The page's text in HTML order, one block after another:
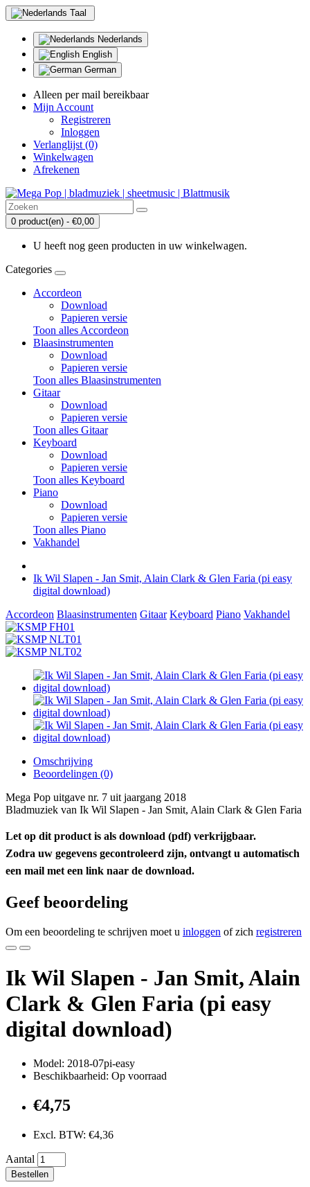
Taal
Nederlands
English
German
Alleen per mail bereikbaar
Mijn Account
Registreren
Inloggen
Verlanglijst (0)
Winkelwagen
Afrekenen
0 product(en) - €0,00
U heeft nog geen producten in uw winkelwagen.
Categories
Accordeon
Download
Papieren versie
Toon alles Accordeon
Blaasinstrumenten
Download
Papieren versie
Toon alles Blaasinstrumenten
Gitaar
Download
Papieren versie
Toon alles Gitaar
Keyboard
Download
Papieren versie
Toon alles Keyboard
Piano
Download
Papieren versie
Toon alles Piano
Vakhandel
Ik Wil Slapen - Jan Smit, Alain Clark & Glen Faria (pi easy
digital download)
Accordeon Blaasinstrumenten Gitaar Keyboard Piano Vakhandel
Omschrijving
Beoordelingen (0)
Mega Pop uitgave nr. 7 uit jaargang 2018
Bladmuziek van Ik Wil Slapen - Jan Smit, Alain Clark & Glen Faria
Let op dit product is als download (pdf) verkrijgbaar.
Zodra uw gegevens gecontroleerd zijn, ontvangt u automatisch
een mail met een link naar de download.
Geef beoordeling
Om een beoordeling te schrijven moet u inloggen of zich registreren
Ik Wil Slapen - Jan Smit, Alain
Clark & Glen Faria (pi easy
digital download)
Model: 2018-07pi-easy
Beschikbaarheid: Op voorraad
€4,75
Excl. BTW: €4,36
Aantal
Bestellen